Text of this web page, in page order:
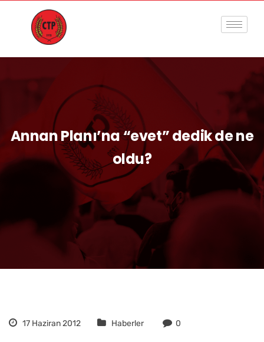
Annan Planı’na “evet” dedik de ne
oldu?
17 Haziran 2012 Haberler 0